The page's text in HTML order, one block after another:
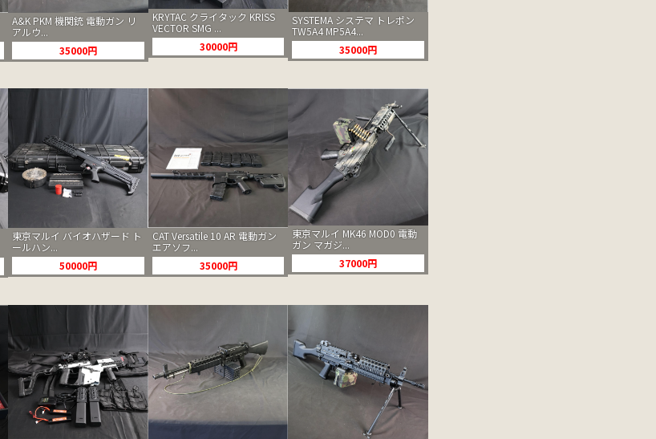
A&K PKM 機関銃 電動ガン リ
アルウ...
35000円
KRYTAC クライタック KRISS
VECTOR SMG ...
30000円
SYSTEMA システマ トレポン
TW5A4 MP5A4...
35000円
東京マルイ バイオハザード ト
ールハン...
50000円
CAT Versatile 10 AR 電動ガン
エアソフ...
35000円
東京マルイ MK46 MOD0 電動
ガン マガジ...
37000円